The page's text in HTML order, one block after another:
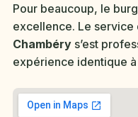
Pour beaucoup, le
excellence. Le service
Chambéry s’est
expérience identique